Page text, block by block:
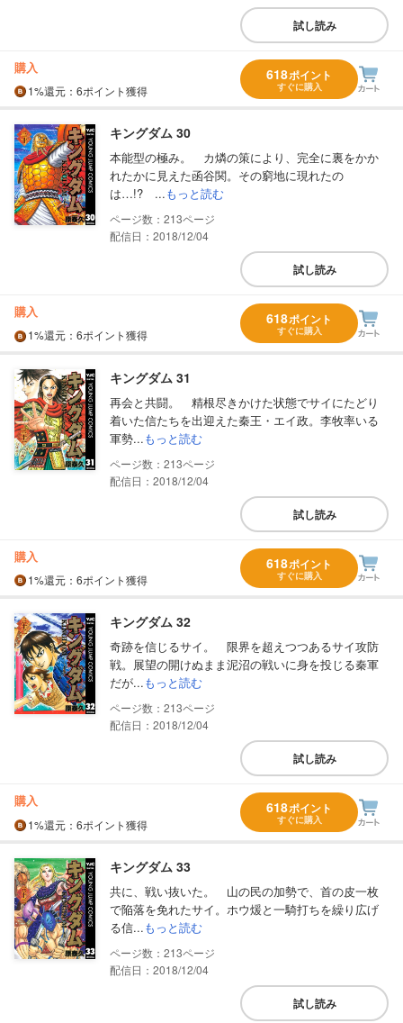
試し読み
購入
1%還元 ：6ポイント獲得
618ポイント
すぐに購入
キングダム 30
本能型の極み。 カ燐の策により、完全に裏をかか
れたかに見えた函谷関。その窮地に現れたの
は…!? ...もっと読む
213
配信日：2018/12/04
試し読み
購入
1%還元 ：6ポイント獲得
618ポイント
すぐに購入
キングダム 31
再会と共闘。 精根尽きかけた状態でサイにたどり
着いた信たちを出迎えた秦王・エイ政。李牧率いる
軍勢...もっと読む
213
配信日：2018/12/04
試し読み
購入
1%還元 ：6ポイント獲得
618ポイント
すぐに購入
キングダム 32
奇跡を信じるサイ。 限界を超えつつあるサイ攻防
戦。展望の開けぬまま泥沼の戦いに身を投じる秦軍
だが...もっと読む
213
配信日：2018/12/04
試し読み
購入
1%還元 ：6ポイント獲得
618ポイント
すぐに購入
キングダム 33
共に、戦い抜いた。 山の民の加勢で、首の皮一枚
で陥落を免れたサイ。ホウ煖と一騎打ちを繰り広げ
る信...もっと読む
213
配信日：2018/12/04
試し読み